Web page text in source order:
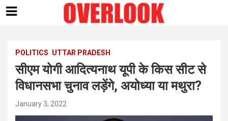
contentPOLITICS UTTAR PRADESH
सीएम योगी आदित्यनाथ यूपी के किस सीट से
विधानसभा चुनाव लड़ेंगे, अयोध्या या मथुरा?
January 3, 2022